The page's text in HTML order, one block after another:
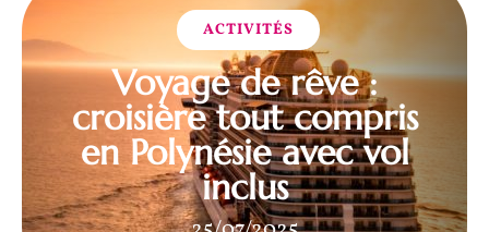
ACTIVITÉS
Voyage de rêve :
croisière tout compris
en Polynésie avec vol
inclus